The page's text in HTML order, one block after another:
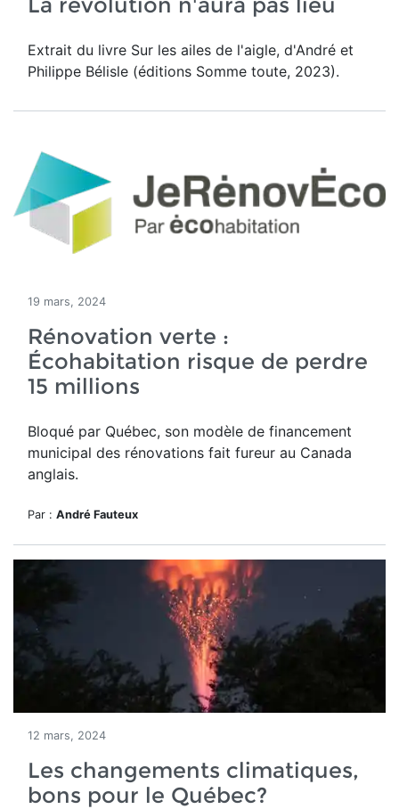
Extrait du livre Sur les ailes de l'aigle, d'André et
Philippe Bélisle (éditions Somme toute, 2023).
19 mars, 2024
Rénovation verte :
Écohabitation risque de perdre
15 millions
Bloqué par Québec, son modèle de financement
municipal des rénovations fait fureur au Canada
anglais.
Par : André Fauteux
12 mars, 2024
Les changements climatiques,
bons pour le Québec?